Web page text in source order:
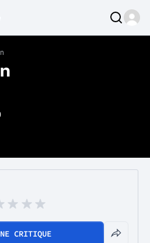
CRITIQUE